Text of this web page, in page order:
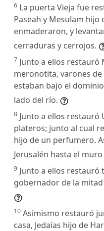
6 La puerta Vieja fue
Paseah y Mesulam hijo
enmaderaron, y
cerraduras y cerrojos.
7 Junto a ellos restauró
meronotita, varones
estaban bajo el
lado del río.
8 Junto a ellos restauró
plateros; junto al cual
hijo de un perfumero.
Jerusalén hasta el
9 Junto a ellos restauró
gobernador de la
10 Asimismo restauró
casa, Jedaías hijo de